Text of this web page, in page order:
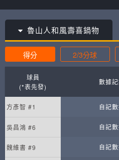
魯山人和風壽喜鍋物
得分 2/3分球
球員
(*表先發)
數據
方彥智 #1 自記
吳昌鴻 #6 自記
魏維書 #9 自記